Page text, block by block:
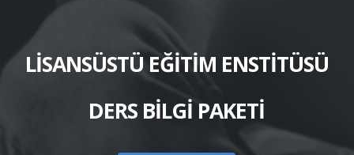
LİSANSÜSTÜ EĞİTİM ENSTİTÜSÜ
DERS BİLGİ PAKETİ